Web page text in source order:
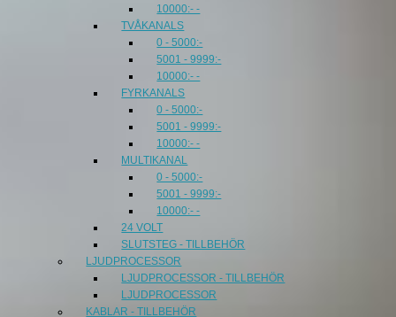
10000:- -
TVÅKANALS
0 - 5000:-
5001 - 9999:-
10000:- -
FYRKANALS
0 - 5000:-
5001 - 9999:-
10000:- -
MULTIKANAL
0 - 5000:-
5001 - 9999:-
10000:- -
24 VOLT
SLUTSTEG - TILLBEHÖR
LJUDPROCESSOR
LJUDPROCESSOR - TILLBEHÖR
LJUDPROCESSOR
KABLAR - TILLBEHÖR